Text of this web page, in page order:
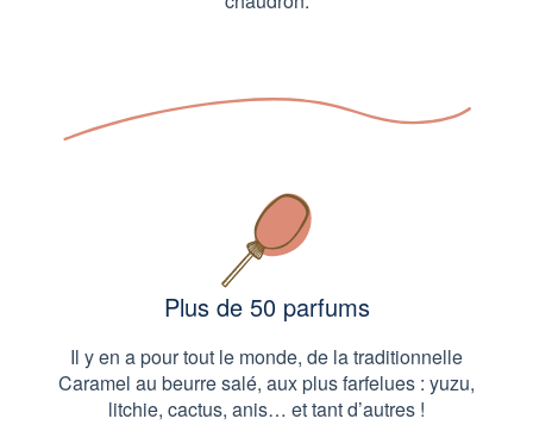
Plus de 50 parfums
Il y en a pour tout le monde, de la traditionnelle
Caramel au beurre salé, aux plus farfelues : yuzu,
litchie, cactus, anis… et tant d’autres !